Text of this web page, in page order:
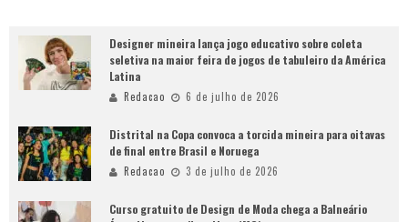
Designer mineira lança jogo educativo sobre coleta
seletiva na maior feira de jogos de tabuleiro da América
Latina
Redacao 6 de julho de 2026
Distrital na Copa convoca a torcida mineira para oitavas
de final entre Brasil e Noruega
Redacao 3 de julho de 2026
Curso gratuito de Design de Moda chega a Balneário